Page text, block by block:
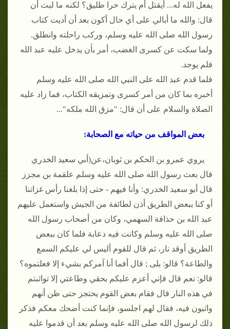
يفعل الله له... أيقتل أم يترك حرا طليق؟ لكنه ما لبث أن
قال: والله ما أبالي على أي حال أكون بعد أن أديت كتاب
رسول الله صلى الله عليه وسلم، وركب راحلته وانطلق.
ولما سكت عن كسرى الغضب، أمر بأن يدخل عليه عبد الله
فلم يوجد.
فلما قدم عبد الله على النبي الله صلى الله عليه وسلم
أخبره بما كان من أمر كسرى وتمزيقه الكتاب، فما زاد عليه
الصلاة والسلام على أن قال: "مزق الله ملكه"...
بعض المواقف من حياته مع الصحابة:
يروي عمرو بن الحكم بن ثوبان،عن(أبي سعيد الخدري
قال بعث رسول الله صلى الله عليه وسلم علقمة بن مجزز
قال أبو سعيد الخدري: وأنا فيهم - حتى إذا بلغنا رأس غزاتنا
أو كنا ببعض الطريق أذن لطائفة من الجيش واستعمل عليهم
عبد الله بن حذافة السهمي، وكان من أصحاب رسول الله
صلى الله عليه وسلم وكانت فيه دعابة فلما كان ببعض
الطريق أوقد نار، ثم قال للقوم أليس لي عليكم السمع
والطاعة؟ قالو: بلى ; قال أفما أنا آمركم بشيء إلا فعلتموه؟
قالو: نعم قال فإني أعزم عليكم بحقي وطاعتي إلا تواثبتم
في هذه النار قال فقام بعض القوم يحتجز حتى ظن أنهم
واثبون فيه، فقال لهم اجلسو، فإنما كنت أضحك معكم فذكر
ذلك لرسول الله صلى الله عليه وسلم بعد أن قدموا عليه